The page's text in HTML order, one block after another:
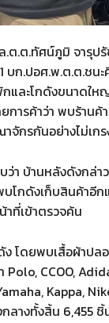
.ต.ต.ทัศน์ภูมิ จารุป
บก.ปอศ.พ.ต.ต.ชน
และโกดังขนาดให
ยการค้าว่า พบร้า
าจักรกันอย่างไม่เก
า บ้านหลังดังกล่
บโกดังเก็บสินค้าอี
าที่เข้าตรวจค้น
ง โดยพบเสื้อผ้าป
Polo, CCOO,
Kappa,
ลางทั้งสิ้น 6,455